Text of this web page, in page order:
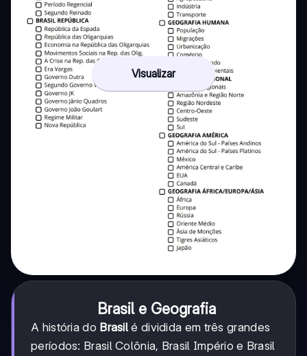
Visualizar
Brasil e Geografia
A história do Brasil é dividida em três grandes
períodos: Brasil Colônia, Brasil Império e Brasil